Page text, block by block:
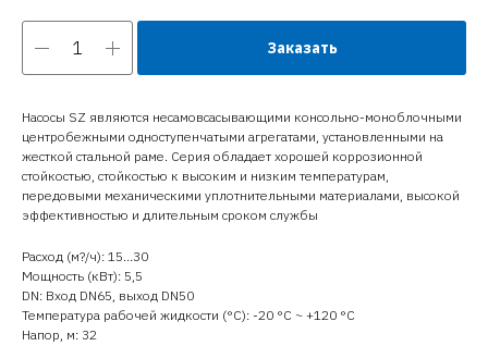
Заказать
Насосы SZ являются несамовсасывающими консольно-моноблочными
центробежными одноступенчатыми агрегатами, установленными на
жесткой стальной раме. Серия обладает хорошей коррозионной
стойкостью, стойкостью к высоким и низким температурам,
передовыми механическими уплотнительными материалами, высокой
эффективностью и длительным сроком службы
Расход (м?/ч): 15…30
Мощность (кВт): 5,5
DN: Вход DN65, выход DN50
Температура рабочей жидкости (°C): -20 °С ~ +120 °С
Напор, м: 32